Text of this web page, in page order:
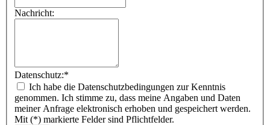
Nachricht:
Datenschutz:*
genommen. Ich stimme zu, dass meine Angaben und Daten
meiner Anfrage elektronisch erhoben und gespeichert werden.
Mit (*) markierte Felder sind Pflichtfelder.